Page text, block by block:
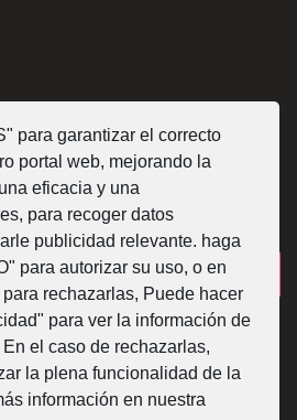
para garantizar el correcto
portal web, mejorando la
eficacia y una
para recoger datos
publicidad relevante. haga
para autorizar su uso, o en
rechazarlas, Puede hacer
para ver la información de
el caso de rechazarlas,
la plena funcionalidad de la
información en nuestra
fabricamos?
Foral de Bizkaia